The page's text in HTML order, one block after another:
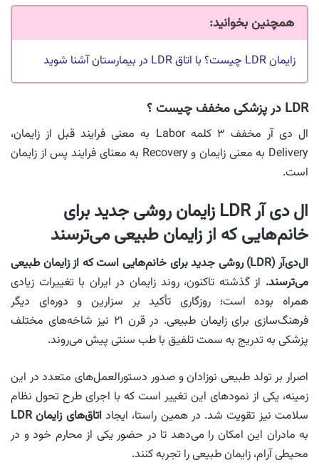
همچنین بخوانید:
زایمان LDR چیست؟ با اتاق LDR در بیمارستان آشنا شوید
LDR در پزشکی مخفف چیست ؟
ال دی آر مخفف ۳ کلمه Labor به معنی فرایند قبل از زایمان،
Delivery به معنی زایمان و Recovery به معنای فرایند پس از زایمان
است.
ال دی آر LDR زایمان روشی جدید برای
خانم‌هایی که از زایمان طبیعی می‌ترسند
ال‌دی‌آر (LDR) روشی جدید برای خانم‌هایی است که از زایمان طبیعی
می‌ترسند. از گذشته تاکنون، روند زایمان در ایران با تغییرات زیادی
همراه بوده است؛ روزگاری تأکید بر سزارین و دوره‌ای دیگر
فرهنگ‌سازی برای زایمان طبیعی. در قرن ۲۱ نیز شاخه‌های مختلف
پزشکی به‌ تدریج به سمت تلفیق با طب سنتی پیش می‌روند.
اصرار بر تولد طبیعی نوزادان و صدور دستورالعمل‌های متعدد در این
زمینه، یکی از نمودهای این تغییر است که با اجرای طرح تحول نظام
سلامت نیز تقویت شد. در همین راستا، ایجاداتاق‌های زایمان LDR
به مادران این امکان را می‌دهد تا در حضور یکی از محارم خود و در
محیطی آرام، زایمان طبیعی را تجربه کنند.